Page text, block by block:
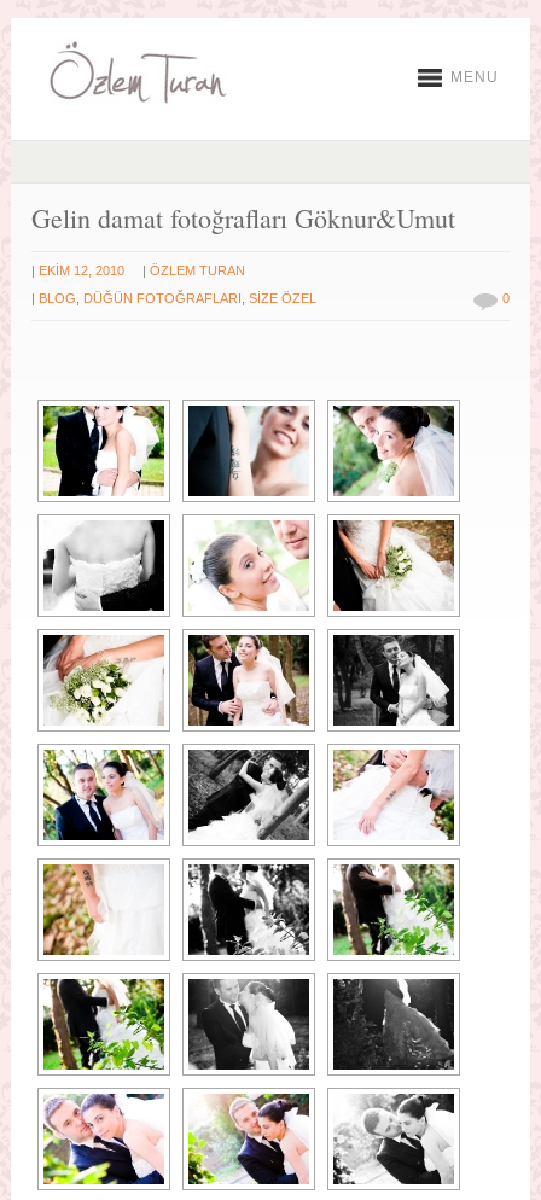
MENU
Gelin damat fotoğrafları Göknur&Umut
| EKIM 12, 2010 |ÖZLEM TURAN
| BLOG DÜĞÜN FOTOĞRAFLARI ,SİZE ÖZEL 0